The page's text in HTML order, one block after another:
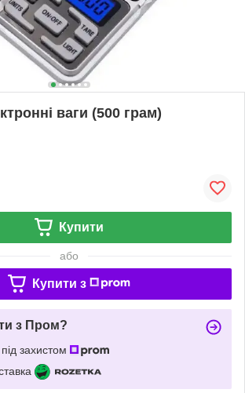
ваги (500 грам)
Купити
або
Купити з
з Пром?
захистом